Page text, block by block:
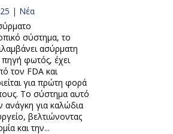
| Νέα
σύστημα, το
ασύρματη
πηγή φωτός, έχει
τον FDA και
για πρώτη φορά
Το σύστημα αυτό
ανάγκη για καλώδια
βελτιώνοντας
και την...